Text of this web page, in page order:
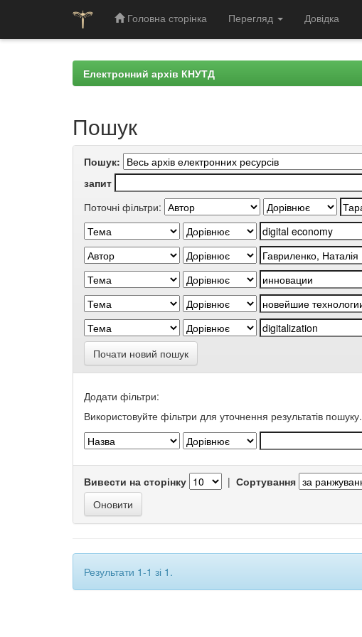
Головна сторінка Перегляд Довідка
Електронний архів КНУТД
Пошук
Пошук:
запит
Поточні фільтри:
Почати новий пошук
Додати фільтри:
Використовуйте фільтри для уточнення результатів пошуку.
Вивести на сторінку | Сортування
Результати 1-1 зі 1.